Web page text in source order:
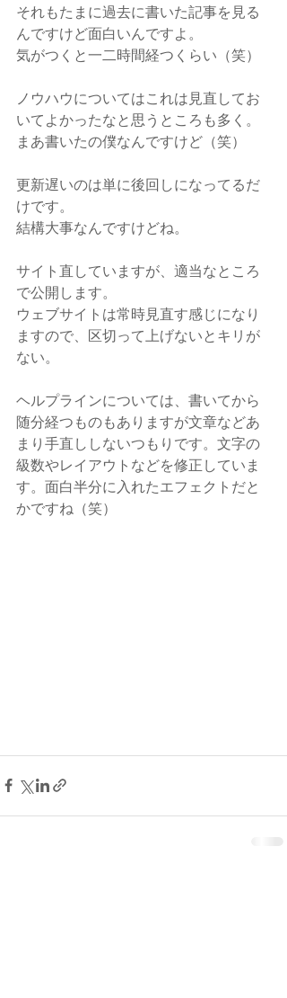
それもたまに過去に書いた記事を見る
んですけど面白いんですよ。
気がつくと一二時間経つくらい（笑）
ノウハウについてはこれは見直してお
いてよかったなと思うところも多く。
まあ書いたの僕なんですけど（笑）
更新遅いのは単に後回しになってるだ
けです。
結構大事なんですけどね。
サイト直していますが、適当なところ
で公開します。
ウェブサイトは常時見直す感じになり
ますので、区切って上げないとキリが
ない。
ヘルプラインについては、書いてから
随分経つものもありますが文章などあ
まり手直ししないつもりです。文字の
級数やレイアウトなどを修正していま
す。面白半分に入れたエフェクトだと
かですね（笑）